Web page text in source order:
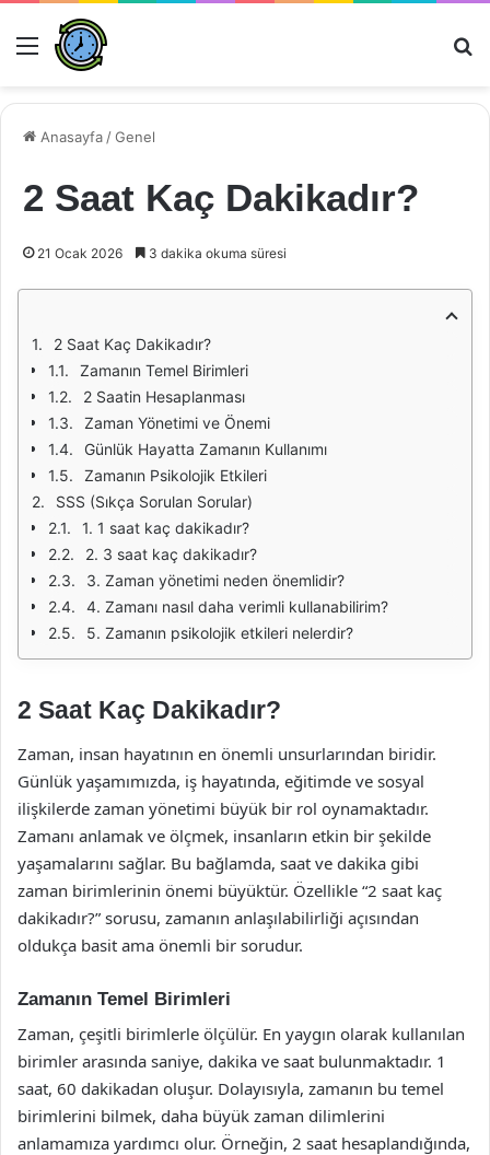
Menü
Anasayfa /Genel
2 Saat Kaç Dakikadır?
21 Ocak 2026 3 dakika okuma süresi
2 Saat Kaç Dakikadır?
Zamanın Temel Birimleri
2 Saatin Hesaplanması
Zaman Yönetimi ve Önemi
Günlük Hayatta Zamanın Kullanımı
Zamanın Psikolojik Etkileri
SSS (Sıkça Sorulan Sorular)
1. 1 saat kaç dakikadır?
2. 3 saat kaç dakikadır?
3. Zaman yönetimi neden önemlidir?
4. Zamanı nasıl daha verimli kullanabilirim?
5. Zamanın psikolojik etkileri nelerdir?
2 Saat Kaç Dakikadır?
Zaman, insan hayatının en önemli unsurlarından biridir.
Günlük yaşamımızda, iş hayatında, eğitimde ve sosyal
ilişkilerde zaman yönetimi büyük bir rol oynamaktadır.
Zamanı anlamak ve ölçmek, insanların etkin bir şekilde
yaşamalarını sağlar. Bu bağlamda, saat ve dakika gibi
zaman birimlerinin önemi büyüktür. Özellikle “2 saat kaç
dakikadır?” sorusu, zamanın anlaşılabilirliği açısından
oldukça basit ama önemli bir sorudur.
Zamanın Temel Birimleri
Zaman, çeşitli birimlerle ölçülür. En yaygın olarak kullanılan
birimler arasında saniye, dakika ve saat bulunmaktadır. 1
saat, 60 dakikadan oluşur. Dolayısıyla, zamanın bu temel
birimlerini bilmek, daha büyük zaman dilimlerini
anlamamıza yardımcı olur. Örneğin, 2 saat hesaplandığında,